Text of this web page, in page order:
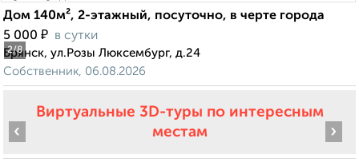
2/8
Дом 140м², 2-этажный, посуточно, в черте города
5 000 ₽ в сутки
Брянск, ул.Розы Люксембург, д.24
Собственник, 06.08.2026
Виртуальные 3D-туры по интересным
местам
‹ ›